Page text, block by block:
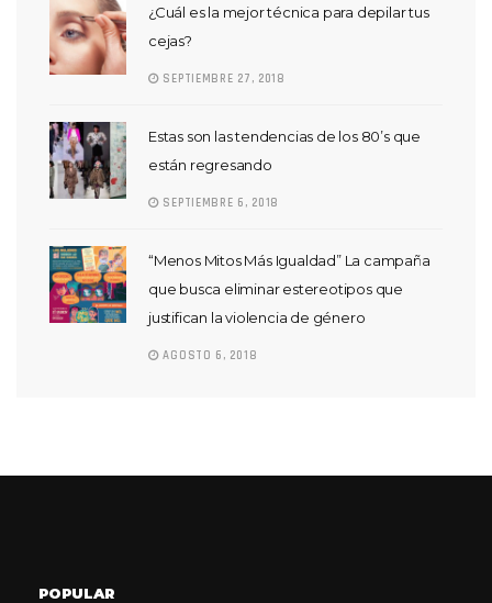
¿Cuál es la mejor técnica para depilar tus
cejas?
SEPTIEMBRE 27, 2018
Estas son las tendencias de los 80’s que
están regresando
SEPTIEMBRE 6, 2018
“Menos Mitos Más Igualdad” La campaña
que busca eliminar estereotipos que
justifican la violencia de género
AGOSTO 6, 2018
POPULAR